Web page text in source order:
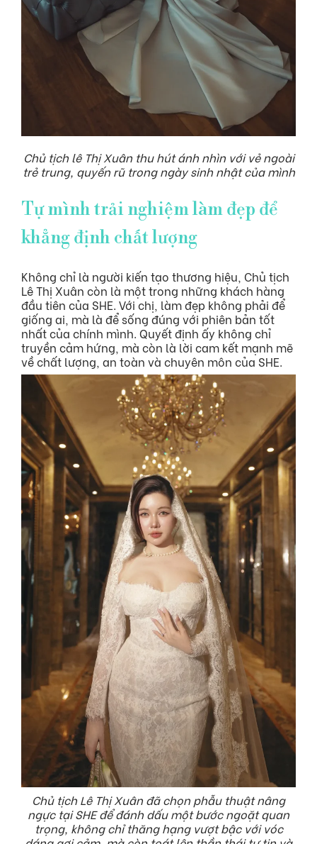
Chủ tịch lê Thị Xuân thu hút ánh nhìn với vẻ ngoài
trẻ trung, quyến rũ trong ngày sinh nhật của mình
Tự mình trải nghiệm làm đẹp để
khẳng định chất lượng
Không chỉ là người kiến tạo thương hiệu, Chủ tịch
Lê Thị Xuân còn là một trong những khách hàng
đầu tiên của SHE. Với chị, làm đẹp không phải để
giống ai, mà là để sống đúng với phiên bản tốt
nhất của chính mình. Quyết định ấy không chỉ
truyền cảm hứng, mà còn là lời cam kết mạnh mẽ
về chất lượng, an toàn và chuyên môn của SHE.
Chủ tịch Lê Thị Xuân đã chọn phẫu thuật nâng
ngực tại SHE để đánh dấu một bước ngoặt quan
trọng, không chỉ thăng hạng vượt bậc với vóc